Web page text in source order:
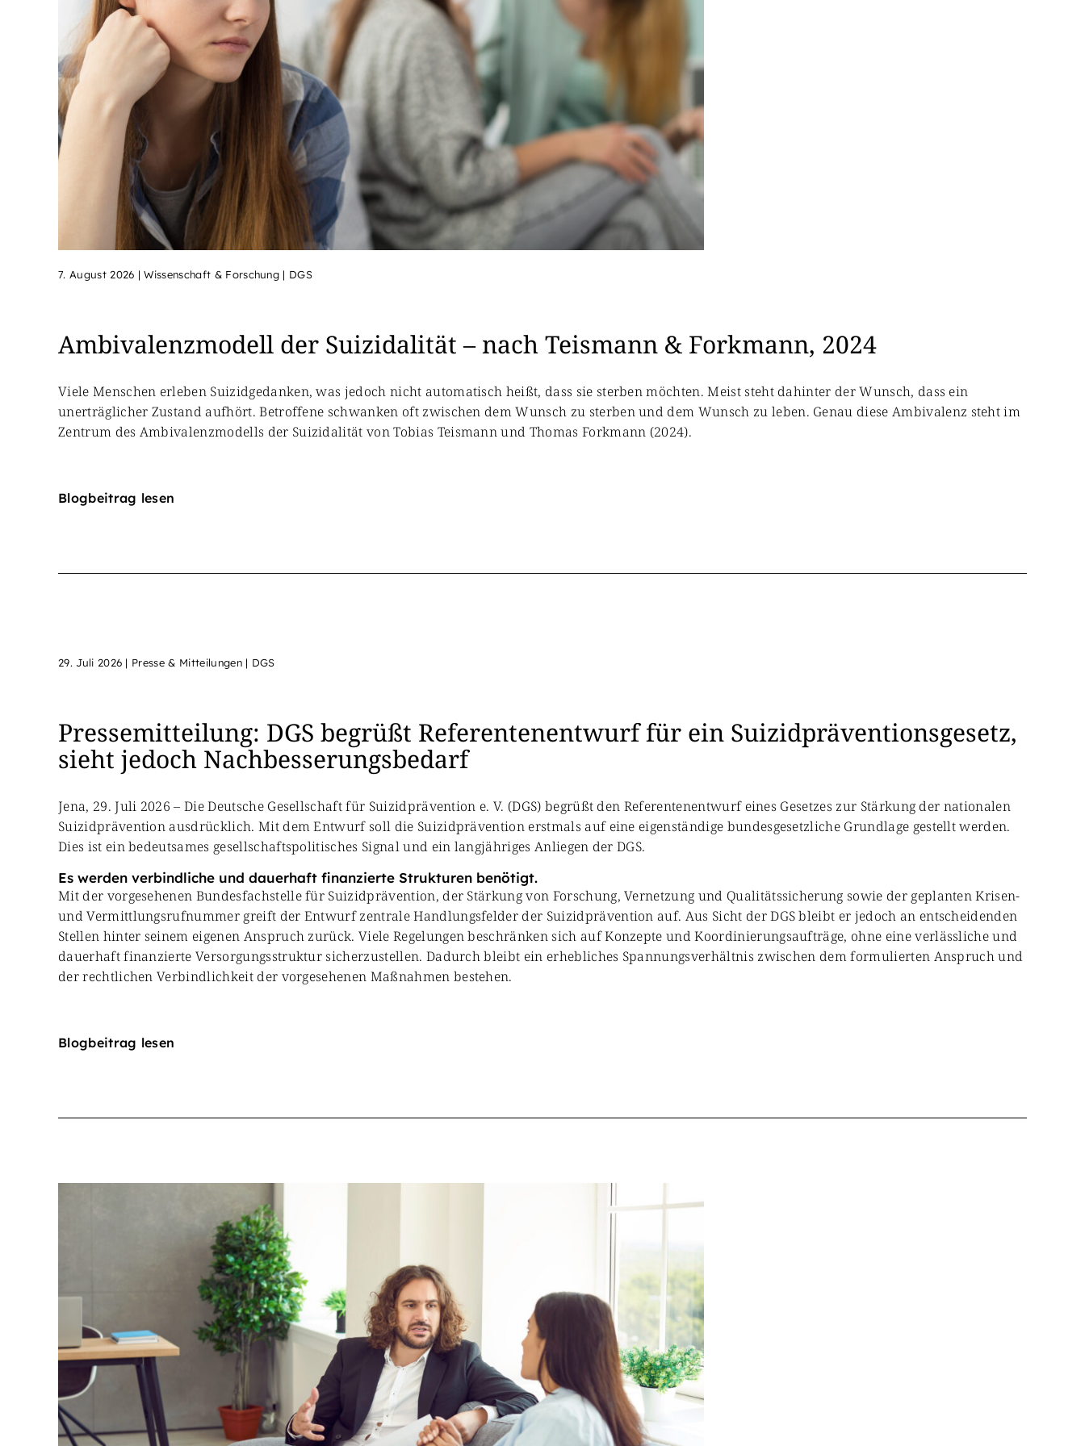
7. August 2026 |Wissenschaft & Forschung | DGS
Ambivalenzmodell der Suizidalität – nach Teismann & Forkmann, 2024
Viele Menschen erleben Suizidgedanken, was jedoch nicht automatisch heißt, dass sie sterben möchten. Meist steht dahinter der Wunsch, dass ein
unerträglicher Zustand aufhört. Betroffene schwanken oft zwischen dem Wunsch zu sterben und dem Wunsch zu leben. Genau diese Ambivalenz steht im
Zentrum des Ambivalenzmodells der Suizidalität von Tobias Teismann und Thomas Forkmann (2024).
Blogbeitrag lesen
29. Juli 2026 | Presse & Mitteilungen | DGS
Pressemitteilung: DGS begrüßt Referentenentwurf für ein Suizidpräventionsgesetz,
sieht jedoch Nachbesserungsbedarf
Jena, 29. Juli 2026 – Die Deutsche Gesellschaft für Suizidprävention e. V. (DGS) begrüßt den Referentenentwurf eines Gesetzes zur Stärkung der nationalen
Suizidprävention ausdrücklich. Mit dem Entwurf soll die Suizidprävention erstmals auf eine eigenständige bundesgesetzliche Grundlage gestellt werden.
Dies ist ein bedeutsames gesellschaftspolitisches Signal und ein langjähriges Anliegen der DGS.
Es werden verbindliche und dauerhaft finanzierte Strukturen benötigt.
Mit der vorgesehenen Bundesfachstelle für Suizidprävention, der Stärkung von Forschung, Vernetzung und Qualitätssicherung sowie der geplanten Krisen-
und Vermittlungsrufnummer greift der Entwurf zentrale Handlungsfelder der Suizidprävention auf. Aus Sicht der DGS bleibt er jedoch an entscheidenden
Stellen hinter seinem eigenen Anspruch zurück. Viele Regelungen beschränken sich auf Konzepte und Koordinierungsaufträge, ohne eine verlässliche und
dauerhaft finanzierte Versorgungsstruktur sicherzustellen. Dadurch bleibt ein erhebliches Spannungsverhältnis zwischen dem formulierten Anspruch und
der rechtlichen Verbindlichkeit der vorgesehenen Maßnahmen bestehen.
Blogbeitrag lesen